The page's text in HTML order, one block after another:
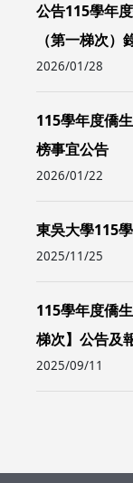
公告115學年
（第一梯次）
2026/01/28
115學年度僑
榜事宜公告
2026/01/22
東吳大學115
2025/11/25
115學年度僑
梯次】公告及
2025/09/11